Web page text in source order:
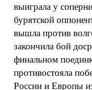
выиграла у
бурятской
вышла против
закончила бой
финальном
противостояла
России и Европы